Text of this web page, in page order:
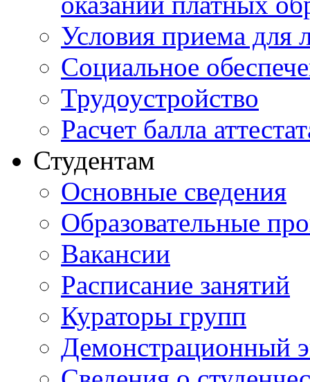
Условия приема для
Социальное
Трудоустройство
Расчет балла
Студентам
Основные сведения
Образовательные
Вакансии
Расписание занятий
Кураторы групп
Демонстрационный